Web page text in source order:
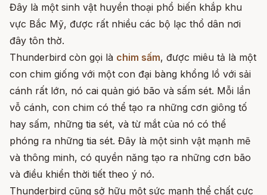
Đây là một sinh vật huyền thoại phổ biến khắp khu
vực Bắc Mỹ, được rất nhiều các bộ lạc thổ dân nơi
đây tôn thờ.
Thunderbird còn gọi là chim sấm, được miêu tả là một
con chim giống với một con đại bàng khổng lồ với sải
cánh rất lớn, nó cai quản gió bão và sấm sét. Mỗi lần
vỗ cánh, con chim có thể tạo ra những cơn giông tố
hay sấm, những tia sét, và từ mắt của nó có thể
phóng ra những tia sét. Đây là một sinh vật mạnh mẽ
và thông minh, có quyền năng tạo ra những cơn bão
và điều khiển thời tiết theo ý nó.
Thunderbird cũng sở hữu một sức mạnh thể chất cực